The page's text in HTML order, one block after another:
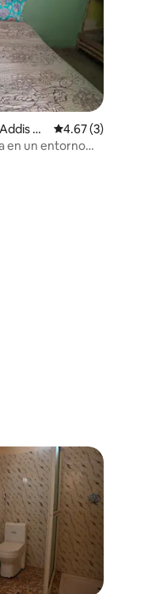
A
Calificación
4.67 (3)
en un entorno